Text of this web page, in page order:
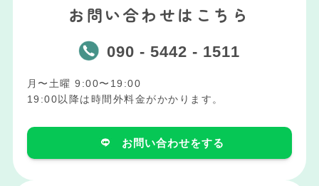
お問い合わせはこちら
090 - 5442 - 1511
月〜土曜 9:00〜19:00
19:00以降は時間外料金がかかります。
お問い合わせをする